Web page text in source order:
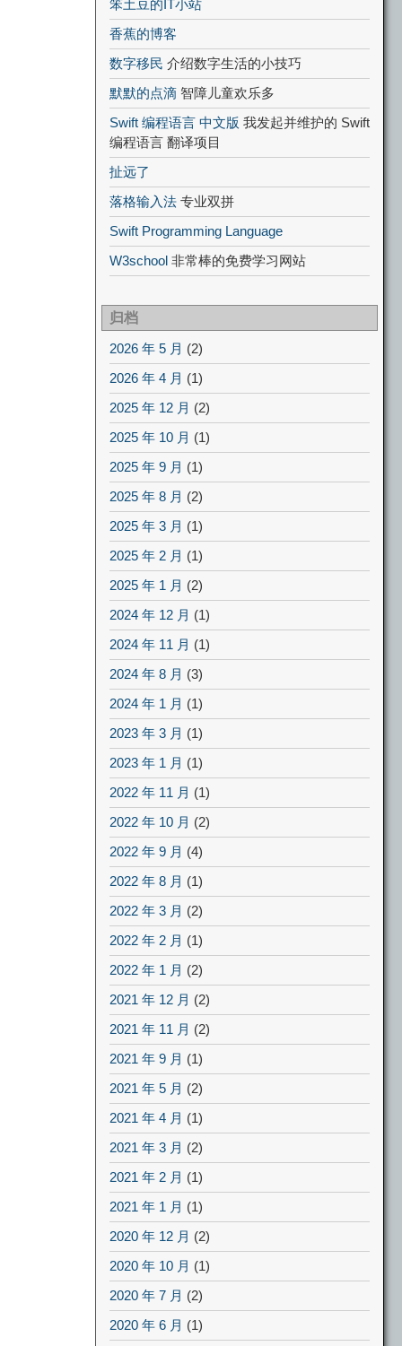
笨土豆的IT小站
香蕉的博客
数字移民 介绍数字生活的小技巧
默默的点滴 智障儿童欢乐多
Swift 编程语言 中文版 我发起并维护的 Swift
编程语言 翻译项目
扯远了
落格输入法 专业双拼
Swift Programming Language
W3school 非常棒的免费学习网站
归档
2026 年 5 月 (2)
2026 年 4 月 (1)
2025 年 12 月 (2)
2025 年 10 月 (1)
2025 年 9 月 (1)
2025 年 8 月 (2)
2025 年 3 月 (1)
2025 年 2 月 (1)
2025 年 1 月 (2)
2024 年 12 月 (1)
2024 年 11 月 (1)
2024 年 8 月 (3)
2024 年 1 月 (1)
2023 年 3 月 (1)
2023 年 1 月 (1)
2022 年 11 月 (1)
2022 年 10 月 (2)
2022 年 9 月 (4)
2022 年 8 月 (1)
2022 年 3 月 (2)
2022 年 2 月 (1)
2022 年 1 月 (2)
2021 年 12 月 (2)
2021 年 11 月 (2)
2021 年 9 月 (1)
2021 年 5 月 (2)
2021 年 4 月 (1)
2021 年 3 月 (2)
2021 年 2 月 (1)
2021 年 1 月 (1)
2020 年 12 月 (2)
2020 年 10 月 (1)
2020 年 7 月 (2)
2020 年 6 月 (1)